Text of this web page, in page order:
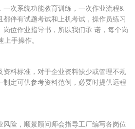
一次系统功能教育训练，一次作业流程&
伴有试题考试和上机考试，操作员练习
岗位作业指导书，所以我们承 诺，每个岗
手操作。
料标准，对于企业资料缺少或管理不规
定可供参考资料范例，必要时提供远程
风险，顺景顾问师会指导工厂编写各岗位